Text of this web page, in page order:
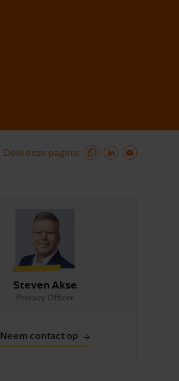
Deel deze pagina
Steven Akse
Privacy Officer
Neem contact op